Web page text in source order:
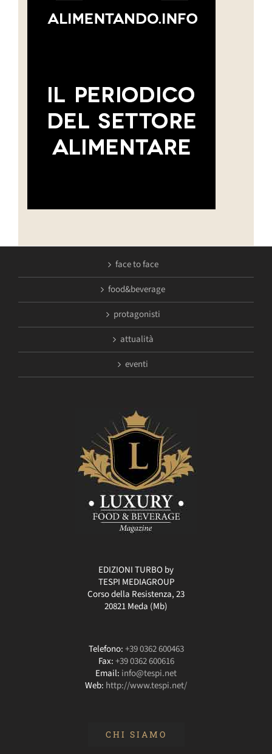
face to face
food&beverage
protagonisti
attualità
eventi
EDIZIONI TURBO by
TESPI MEDIAGROUP
Corso della Resistenza, 23
20821 Meda (Mb)
Telefono:+39 0362 600463
Fax:+39 0362 600616
Email: info@tespi.net
Web: http://www.tespi.net/
CHI SIAMO